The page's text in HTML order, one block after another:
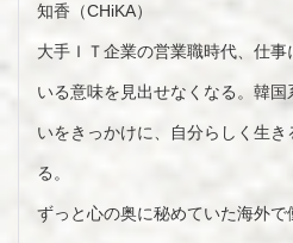
知香（CHiKA）
大手ＩＴ企業の営業職時代、仕
いる意味を見出せなくなる。韓
いをきっかけに、自分らしく生
る。
ずっと心の奥に秘めていた海外